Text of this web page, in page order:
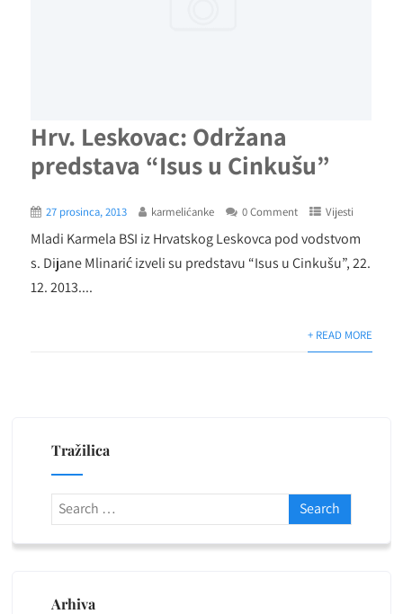
Hrv. Leskovac: Održana
predstava “Isus u Cinkušu”
27 prosinca, 2013 karmelićanke 0 Comment Vijesti
Mladi Karmela BSI iz Hrvatskog Leskovca pod vodstvom
s. Dijane Mlinarić izveli su predstavu “Isus u Cinkušu”, 22.
12. 2013....
+ READ MORE
Tražilica
Arhiva